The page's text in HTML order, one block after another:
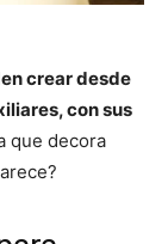
crear desde
con sus
que decora